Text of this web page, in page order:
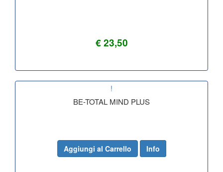
€ 23,50
!
BE-TOTAL MIND PLUS
Aggiungi al Carrello Info